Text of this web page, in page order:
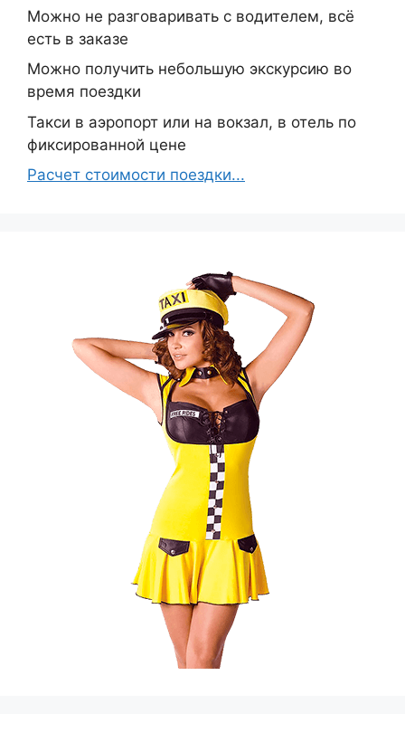
Можно не разговаривать с водителем, всё
есть в заказе
Можно получить небольшую экскурсию во
время поездки
Такси в аэропорт или на вокзал, в отель по
фиксированной цене
Расчет стоимости поездки...